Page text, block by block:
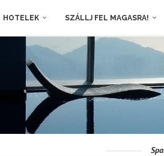
HOTELEK SZÁLLJ FEL MAGASRA!